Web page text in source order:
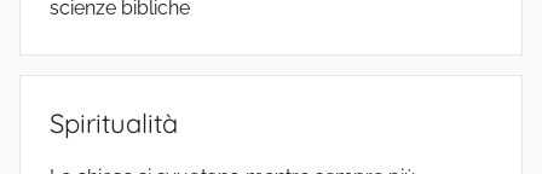
scienze bibliche
Spiritualità